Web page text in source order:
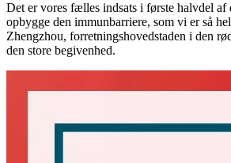
Det er vores fælles indsats i første halvdel af
opbygge den immunbarriere, som vi er så
Zhengzhou, forretningshovedstaden i den
den store begivenhed.